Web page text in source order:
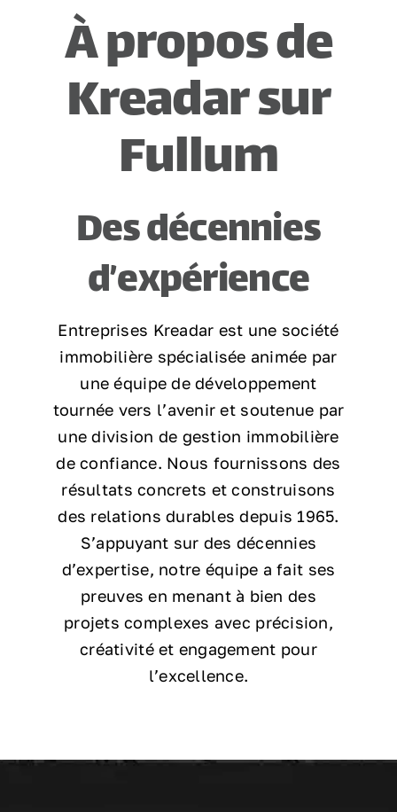
Nous joindre
À propos de
Kreadar sur
Fullum
Des décennies
d’expérience
Entreprises Kreadar est une société
immobilière spécialisée animée par
une équipe de développement
tournée vers l’avenir et soutenue par
une division de gestion immobilière
de confiance. Nous fournissons des
résultats concrets et construisons
des relations durables depuis 1965.
S’appuyant sur des décennies
d’expertise, notre équipe a fait ses
preuves en menant à bien des
projets complexes avec précision,
créativité et engagement pour
l’excellence.